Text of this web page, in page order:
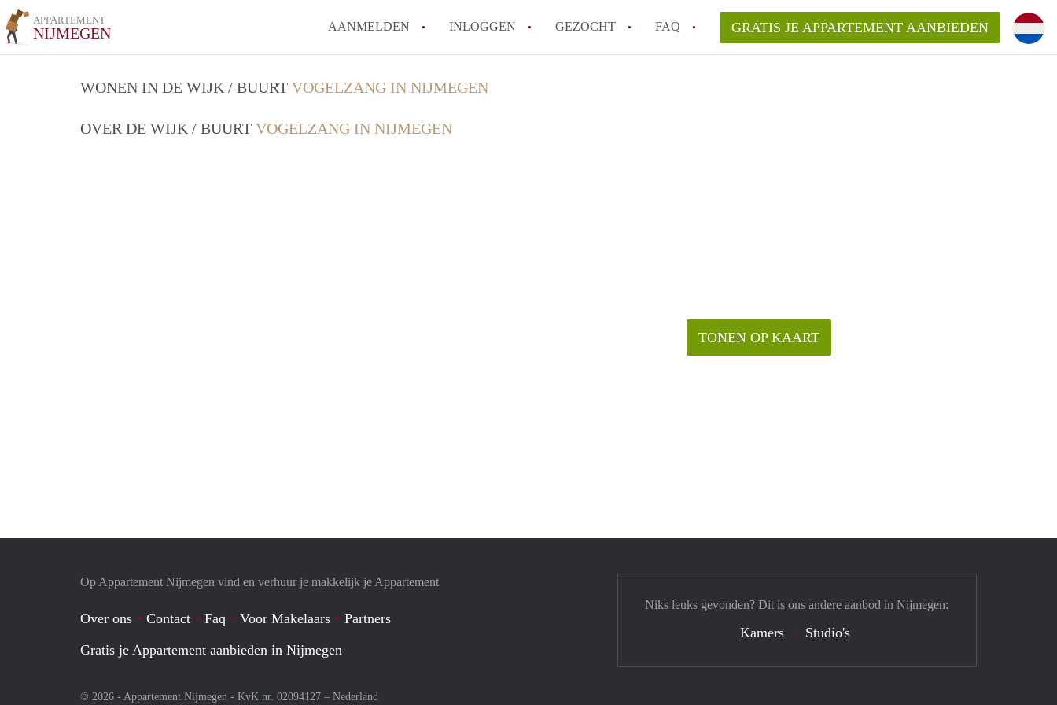
APPARTEMENT
NIJMEGEN AANMELDEN INLOGGEN GEZOCHT FAQ GRATIS JE APPARTEMENT AANBIEDEN
WONEN IN DE WIJK / BUURT VOGELZANG IN NIJMEGEN
OVER DE WIJK / BUURT VOGELZANG IN NIJMEGEN
TONEN OP KAART
Op Appartement Nijmegen vind en verhuur je makkelijk je Appartement
Over ons Contact Faq Voor Makelaars
Partners
Gratis je Appartement aanbieden in Nijmegen
© 2026 - Appartement Nijmegen - KvK nr. 02094127 – Nederland
Niks leuks gevonden? Dit is ons andere aanbod in Nijmegen:
Kamers Studio's